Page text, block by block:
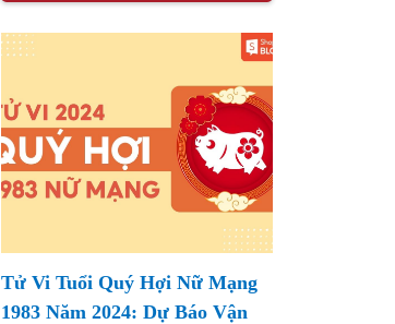
Tử Vi Tuổi Quý Hợi Nữ Mạng
1983 Năm 2024: Dự Báo Vận